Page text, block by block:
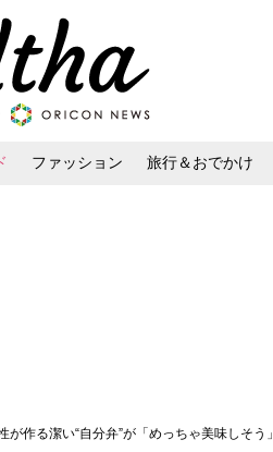
ファッション 旅行＆おでかけ
作る潔い“自分弁”が「めっちゃ美味しそう」